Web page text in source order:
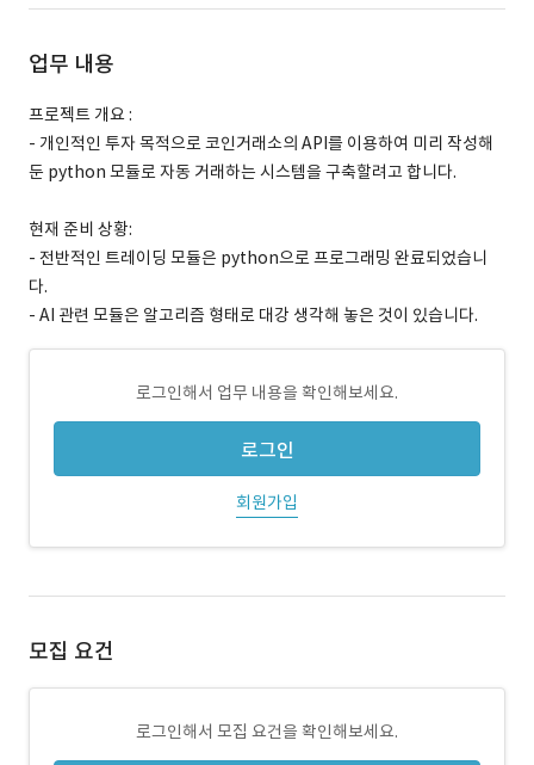
업무 내용
프로젝트 개요 :
- 개인적인 투자 목적으로 코인거래소의 API를 이용하여 미리 작성해
둔 python 모듈로 자동 거래하는 시스템을 구축할려고 합니다.
현재 준비 상황:
- 전반적인 트레이딩 모듈은 python으로 프로그래밍 완료되었습니
다.
- AI 관련 모듈은 알고리즘 형태로 대강 생각해 놓은 것이 있습니다.
로그인해서 업무 내용을 확인해보세요.
로그인
회원가입
모집 요건
로그인해서 모집 요건을 확인해보세요.